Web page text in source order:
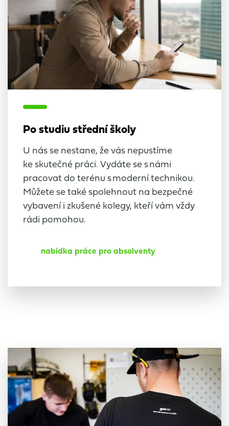
Po studiu střední školy
U nás se nestane, že vás nepustíme
ke skutečné práci. Vydáte se s námi
pracovat do terénu s moderní technikou.
Můžete se také spolehnout na bezpečné
vybavení i zkušené kolegy, kteří vám vždy
rádi pomohou.
nabídka práce pro absolventy